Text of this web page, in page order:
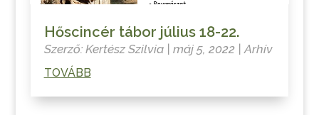
Hőscincér tábor július 18-22.
Szerző: Kertész Szilvia| máj 5, 2022|Arhív
TOVÁBB